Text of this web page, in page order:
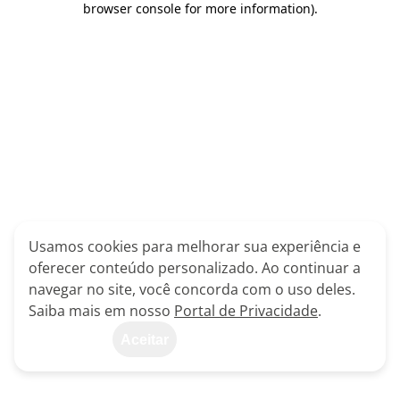
browser console for more information).
Usamos cookies para melhorar sua experiência e
oferecer conteúdo personalizado. Ao continuar a
navegar no site, você concorda com o uso deles.
Saiba mais em nosso Portal de Privacidade.